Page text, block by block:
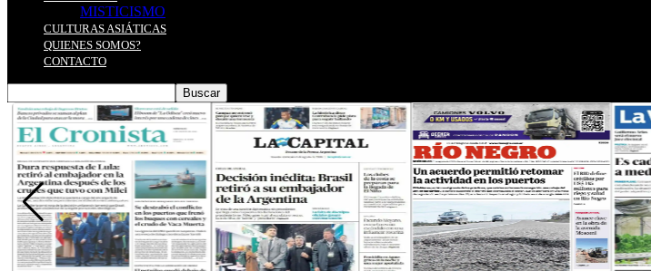
MISTICISMO
CULTURAS ASIÁTICAS
QUIENES SOMOS?
CONTACTO